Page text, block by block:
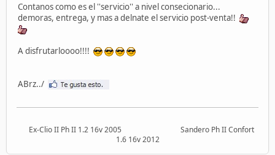
Contanos como es el ''servicio'' a nivel consecionario...
demoras, entrega, y mas a delnate el servicio post-venta!!
A disfrutarloooo!!!!
ABrz../
Ex-Clio II Ph II 1.2 16v 2005 Sandero Ph II Confort
1.6 16v 2012